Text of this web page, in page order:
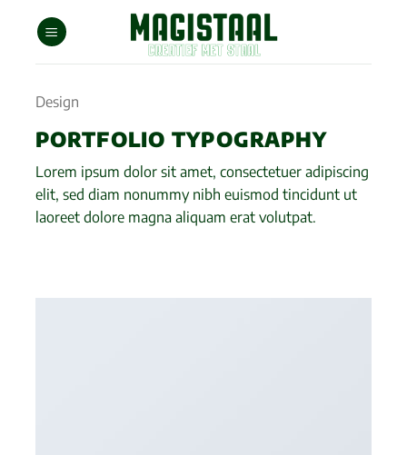
naar
Design
PORTFOLIO TYPOGRAPHY
Lorem ipsum dolor sit amet, consectetuer adipiscing
elit, sed diam nonummy nibh euismod tincidunt ut
laoreet dolore magna aliquam erat volutpat.